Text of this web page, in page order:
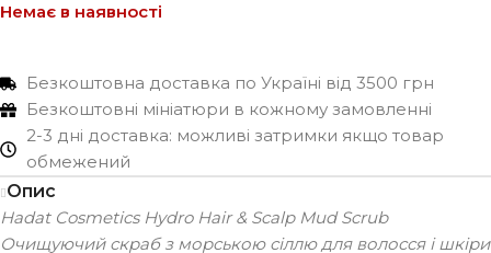
Немає в наявності
Безкоштовна доставка по Україні від 3500 грн
Безкоштовні мініатюри в кожному замовленні
2-3 дні доставка: можливі затримки якщо товар
обмежений
Опис
Hadat Cosmetics Hydro Hair & Scalp Mud Scrub
Очищуючий скраб з морською сіллю для волосся і шкіри